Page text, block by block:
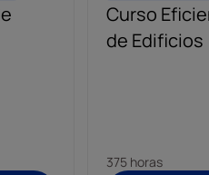
Curso
de Edificios
375 horas